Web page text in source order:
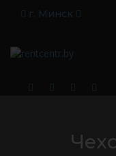
г. Минск